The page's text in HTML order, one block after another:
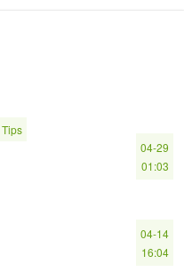
Tips
04-29
01:03
04-14
16:04